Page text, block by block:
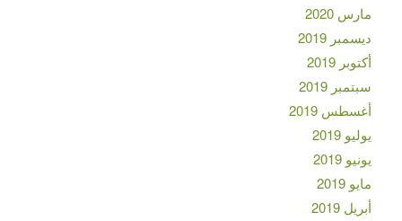
مارس 2020
ديسمبر 2019
أكتوبر 2019
سبتمبر 2019
أغسطس 2019
يوليو 2019
يونيو 2019
مايو 2019
أبريل 2019